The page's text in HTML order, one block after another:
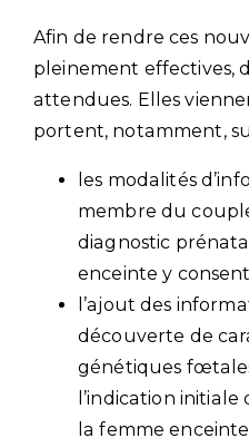
Afin de rendre ces
pleinement effectives,
attendues. Elles
portent, notamment,
les modalités
membre du
diagnostic
enceinte y
l’ajout des
découverte de
génétiques
l’indication initiale
la femme